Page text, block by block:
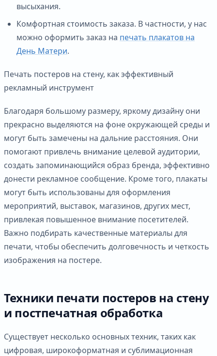
высыхания.
Комфортная стоимость заказа. В частности, у нас
можно оформить заказ на печать плакатов на
День Матери.
Печать постеров на стену, как эффективный
рекламный инструмент
Благодаря большому размеру, яркому дизайну они
прекрасно выделяются на фоне окружающей среды и
могут быть замечены на дальние расстояния. Они
помогают привлечь внимание целевой аудитории,
создать запоминающийся образ бренда, эффективно
донести рекламное сообщение. Кроме того, плакаты
могут быть использованы для оформления
мероприятий, выставок, магазинов, других мест,
привлекая повышенное внимание посетителей.
Важно подбирать качественные материалы для
печати, чтобы обеспечить долговечность и четкость
изображения на постере.
Техники печати постеров на стену
и постпечатная обработка
Существует несколько основных техник, таких как
цифровая, широкоформатная и сублимационная